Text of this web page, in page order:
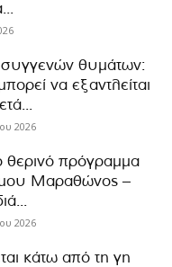
θυμάτων:
να εξαντλείται
2026
πρόγραμμα
Μαραθώνος –
2026
κάτω από τη γη